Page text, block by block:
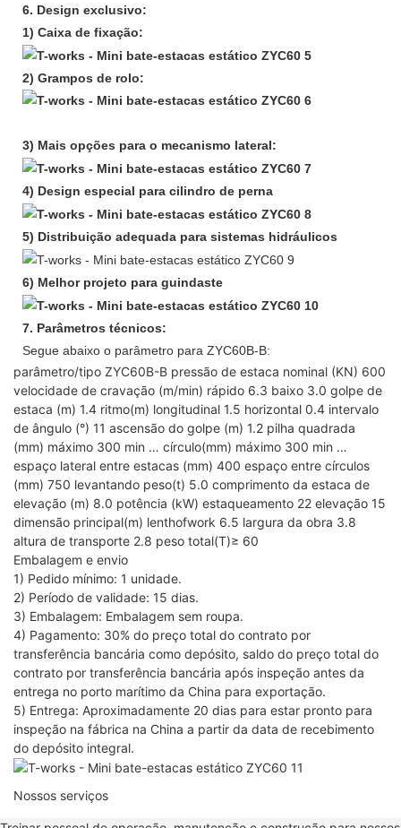
6. Design exclusivo:
1) Caixa de fixação:
2) Grampos de rolo:
3) Mais opções para o mecanismo lateral:
4) Design especial para cilindro de perna
5) Distribuição adequada para sistemas hidráulicos
6) Melhor projeto para guindaste
7. Parâmetros técnicos:
Segue abaixo o parâmetro para ZYC60B-B:
parâmetro/tipo ZYC60B-B pressão de estaca nominal (KN) 600
velocidade de cravação (m/min) rápido 6.3 baixo 3.0 golpe de
estaca (m) 1.4 ritmo(m) longitudinal 1.5 horizontal 0.4 intervalo
de ângulo (°) 11 ascensão do golpe (m) 1.2 pilha quadrada
(mm) máximo 300 min … círculo(mm) máximo 300 min …
espaço lateral entre estacas (mm) 400 espaço entre círculos
(mm) 750 levantando peso(t) 5.0 comprimento da estaca de
elevação (m) 8.0 potência (kW) estaqueamento 22 elevação 15
dimensão principal(m) lenthofwork 6.5 largura da obra 3.8
altura de transporte 2.8 peso total(T)≥ 60
Embalagem e envio
1) Pedido mínimo: 1 unidade.
2) Período de validade: 15 dias.
3) Embalagem: Embalagem sem roupa.
4) Pagamento: 30% do preço total do contrato por
transferência bancária como depósito, saldo do preço total do
contrato por transferência bancária após inspeção antes da
entrega no porto marítimo da China para exportação.
5) Entrega: Aproximadamente 20 dias para estar pronto para
inspeção na fábrica na China a partir da data de recebimento
do depósito integral.
Nossos serviços